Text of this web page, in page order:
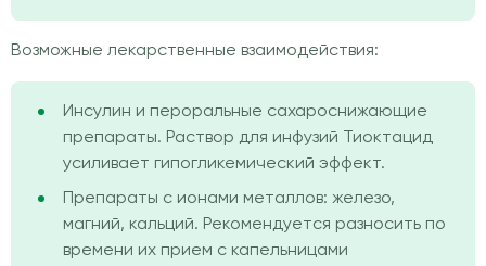
Возможные лекарственные взаимодействия:
Инсулин и пероральные сахароснижающие
препараты. Раствор для инфузий Тиоктацид
усиливает гипогликемический эффект.
Препараты с ионами металлов: железо,
магний, кальций. Рекомендуется разносить по
времени их прием с капельницами